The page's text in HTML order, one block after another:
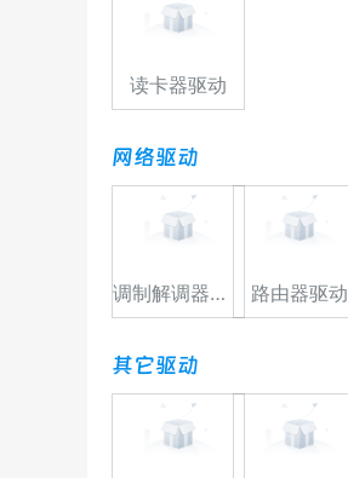
读卡器驱动
网络驱动
调制解调器驱动 路由器驱动
其它驱动